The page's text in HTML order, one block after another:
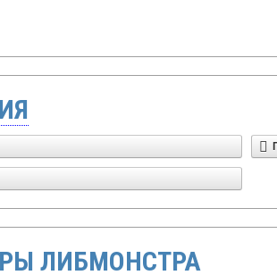
ЛИБМОНСТРА